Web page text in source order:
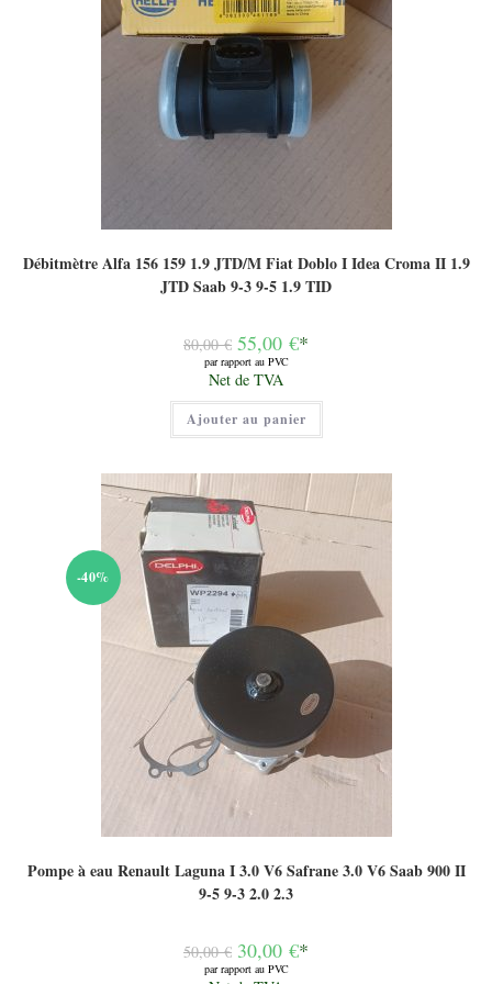
Débitmètre Alfa 156 159 1.9 JTD/M Fiat Doblo I Idea Croma II 1.9
JTD Saab 9-3 9-5 1.9 TID
80,00€ Le
prix
initial
était :
80,00 €.
55,00 €*
par rapport au PVC
Le
prix
actuel
est :
55,00 €.
Net de TVA
Ajouter au panier
-40%
Pompe à eau Renault Laguna I 3.0 V6 Safrane 3.0 V6 Saab 900 II
9-5 9-3 2.0 2.3
50,00€ Le
prix
initial
30,00 €*
par rapport au PVC